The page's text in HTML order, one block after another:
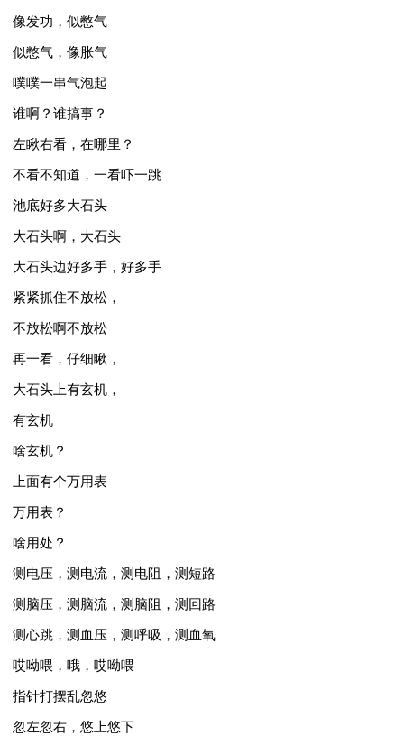
像发功，似憋气
似憋气，像胀气
噗噗一串气泡起
谁啊？谁搞事？
左瞅右看，在哪里？
不看不知道，一看吓一跳
池底好多大石头
大石头啊，大石头
大石头边好多手，好多手
紧紧抓住不放松，
不放松啊不放松
再一看，仔细瞅，
大石头上有玄机，
有玄机
啥玄机？
上面有个万用表
万用表？
啥用处？
测电压，测电流，测电阻，测短路
测脑压，测脑流，测脑阻，测回路
测心跳，测血压，测呼吸，测血氧
哎呦喂，哦，哎呦喂
指针打摆乱忽悠
忽左忽右，悠上悠下